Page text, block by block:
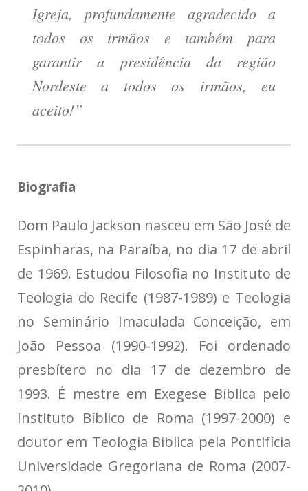
Igreja, profundamente agradecido a
todos os irmãos e também para
garantir a presidência da região
Nordeste a todos os irmãos, eu
aceito!”
Biografia
Dom Paulo Jackson nasceu em São José de
Espinharas, na Paraíba, no dia 17 de abril
de 1969. Estudou Filosofia no Instituto de
Teologia do Recife (1987-1989) e Teologia
no Seminário Imaculada Conceição, em
João Pessoa (1990-1992). Foi ordenado
presbítero no dia 17 de dezembro de
1993. É mestre em Exegese Bíblica pelo
Instituto Bíblico de Roma (1997-2000) e
doutor em Teologia Bíblica pela Pontifícia
Universidade Gregoriana de Roma (2007-